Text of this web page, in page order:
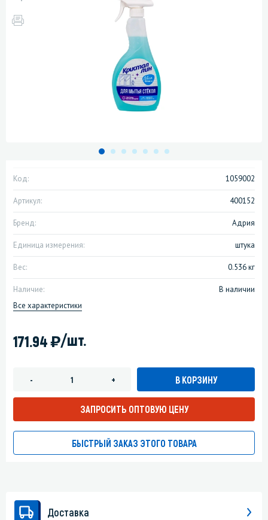
Код: 1059002
Артикул: 400152
Бренд: Адрия
Единица измерения: штука
Вес: 0.536 кг
Наличие:
В наличии
Все характеристики
171.94)/шт.
- + В КОРЗИНУ
ЗАПРОСИТЬ ОПТОВУЮ ЦЕНУ
БЫСТРЫЙ ЗАКАЗ ЭТОГО ТОВАРА
Доставка